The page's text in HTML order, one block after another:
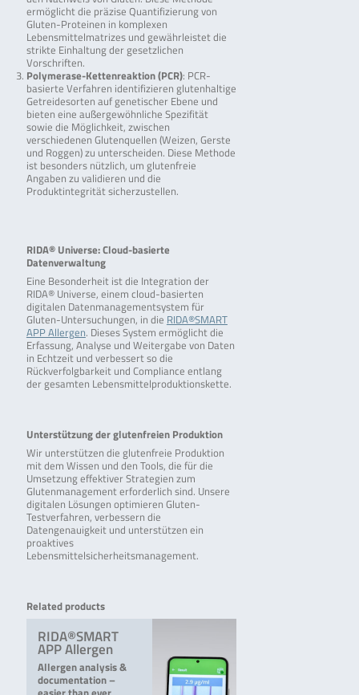
ermöglicht die präzise Quantifizierung von
Gluten-Proteinen in komplexen
Lebensmittelmatrizes und gewährleistet die
strikte Einhaltung der gesetzlichen
Vorschriften.
Polymerase-Kettenreaktion (PCR): PCR-
basierte Verfahren identifizieren glutenhaltige
Getreidesorten auf genetischer Ebene und
bieten eine außergewöhnliche Spezifität
sowie die Möglichkeit, zwischen
verschiedenen Glutenquellen (Weizen, Gerste
und Roggen) zu unterscheiden. Diese Methode
ist besonders nützlich, um glutenfreie
Angaben zu validieren und die
Produktintegrität sicherzustellen.
RIDA® Universe: Cloud-basierte
Datenverwaltung
Eine Besonderheit ist die Integration der
RIDA® Universe, einem cloud-basierten
digitalen Datenmanagementsystem für
Gluten-Untersuchungen, in die RIDA®SMART
APP Allergen. Dieses System ermöglicht die
Erfassung, Analyse und Weitergabe von Daten
in Echtzeit und verbessert so die
Rückverfolgbarkeit und Compliance entlang
der gesamten Lebensmittelproduktionskette.
Unterstützung der glutenfreien Produktion
Wir unterstützen die glutenfreie Produktion
mit dem Wissen und den Tools, die für die
Umsetzung effektiver Strategien zum
Glutenmanagement erforderlich sind. Unsere
digitalen Lösungen optimieren Gluten-
Testverfahren, verbessern die
Datengenauigkeit und unterstützen ein
proaktives
Lebensmittelsicherheitsmanagement.
Related products
RIDA®SMART
APP Allergen
Allergen analysis &
documentation –